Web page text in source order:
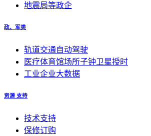
地震局等政企
政、军类
轨道交通自动驾驶
医疗体育馆场所子钟卫星授时
工业企业大数据
资源 支持
技术支持
保修订购